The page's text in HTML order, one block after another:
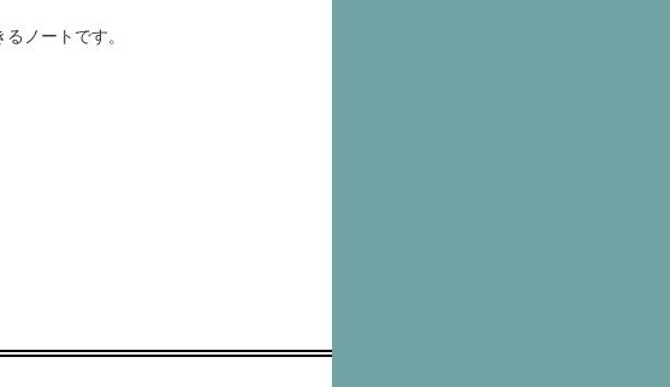
ノートです。